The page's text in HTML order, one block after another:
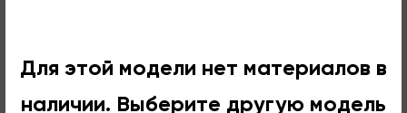
Для этой модели нет материалов в
наличии. Выберите другую модель